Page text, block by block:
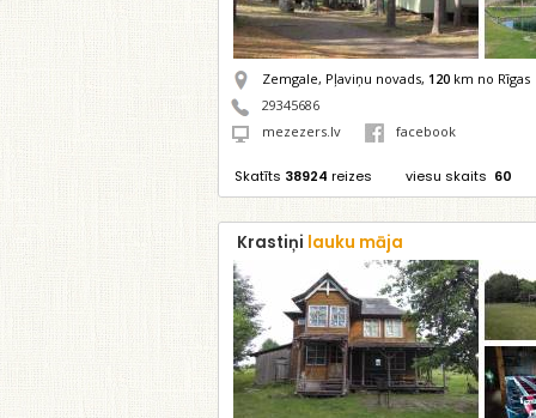
Zemgale, Pļaviņu novads, 120 km no Rīgas
29345686
mezezers.lv
facebook
Skatīts 38924 reizes viesu skaits 60
Krastiņi lauku māja